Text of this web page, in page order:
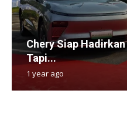
Chery Siap Hadirkan
Tapi...
1 year ago